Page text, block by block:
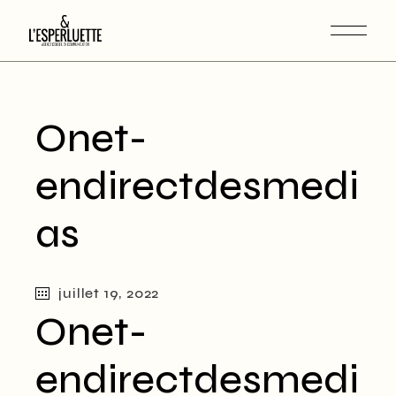
Onet-
endirectdesmedi
as
juillet 19, 2022
Onet-
endirectdesmedi